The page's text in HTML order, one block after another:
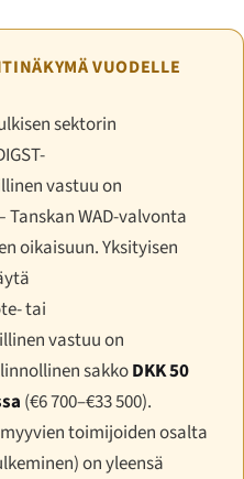
VUODELLE
sektorin
vastuu on
WAD-valvonta
oikaisuun. Yksityisen
tai
vastuu on
sakkoDKK 50
(€6 700–€33 500).
toimijoiden osalta
on yleensä